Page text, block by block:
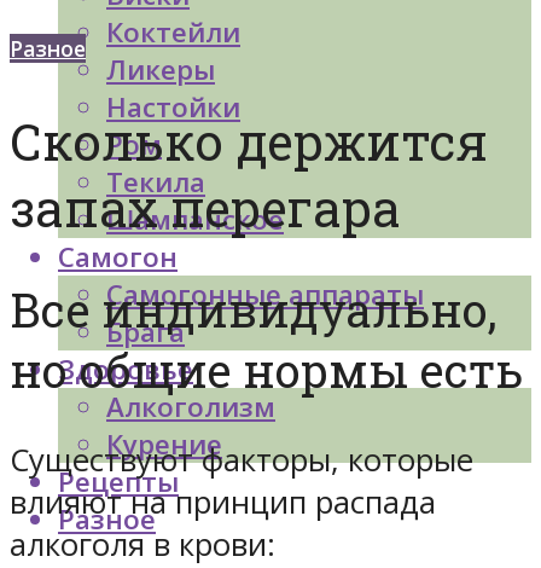
Коктейли
Ликеры
Настойки
Ром
Текила
Шампанское
Самогон
Самогонные аппараты
Брага
Здоровье
Алкоголизм
Курение
Рецепты
Разное
Разное
Сколько держится
запах перегара
Все индивидуально,
но общие нормы есть
Существуют факторы, которые
влияют на принцип распада
алкоголя в крови: